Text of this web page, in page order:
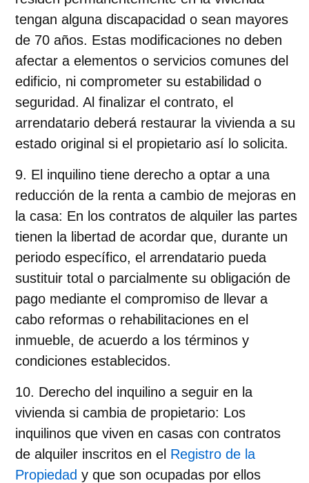
tengan alguna discapacidad o sean mayores
de 70 años. Estas modificaciones no deben
afectar a elementos o servicios comunes del
edificio, ni comprometer su estabilidad o
seguridad. Al finalizar el contrato, el
arrendatario deberá restaurar la vivienda a su
estado original si el propietario así lo solicita.
El inquilino tiene derecho a optar a una
reducción de la renta a cambio de mejoras en
la casa: En los contratos de alquiler las partes
tienen la libertad de acordar que, durante un
periodo específico, el arrendatario pueda
sustituir total o parcialmente su obligación de
pago mediante el compromiso de llevar a
cabo reformas o rehabilitaciones en el
inmueble, de acuerdo a los términos y
condiciones establecidos.
Derecho del inquilino a seguir en la
vivienda si cambia de propietario: Los
inquilinos que viven en casas con contratos
de alquiler inscritos en el Registro de la
Propiedad y que son ocupadas por ellos